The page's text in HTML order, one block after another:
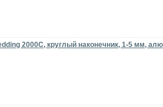
2000C, круглый наконечник, 1-5 мм,